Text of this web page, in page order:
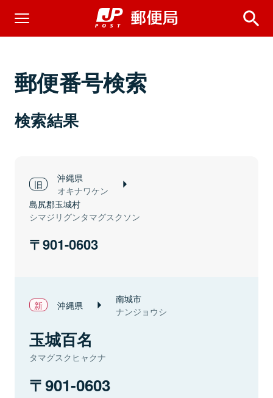
郵便番号検索
検索結果
沖縄県
オキナワケン
島尻郡玉城村
シマジリグンタマグスクソン
901-0603
沖縄県 南城市
ナンジョウシ
玉城百名
タマグスクヒャクナ
901-0603